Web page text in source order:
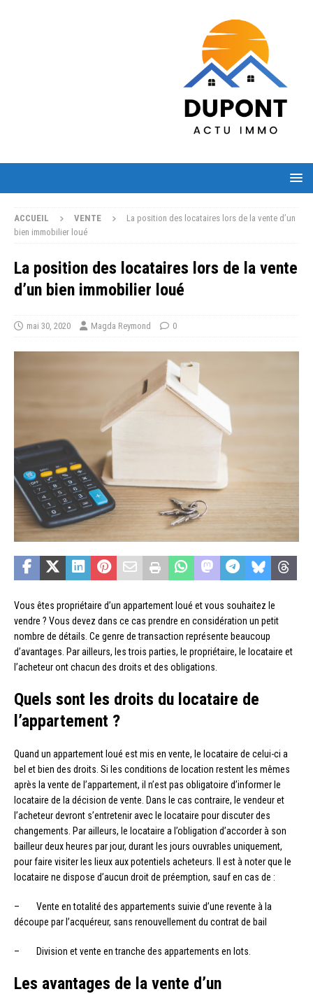
ACCUEIL VENTE
La position des locataires lors de la vente d’un
bien immobilier loué
La position des locataires lors de la vente
d’un bien immobilier loué
mai 30, 2020 Magda Reymond 0
Vous êtes propriétaire d’un appartement loué et vous souhaitez le
vendre ? Vous devez dans ce cas prendre en considération un petit
nombre de détails. Ce genre de transaction représente beaucoup
d’avantages. Par ailleurs, les trois parties, le propriétaire, le locataire et
l’acheteur ont chacun des droits et des obligations.
Quels sont les droits du locataire de
l’appartement ?
Quand un appartement loué est mis en vente, le locataire de celui-ci a
bel et bien des droits. Si les conditions de location restent les mêmes
après la vente de l’appartement, il n’est pas obligatoire d’informer le
locataire de la décision de vente. Dans le cas contraire, le vendeur et
l’acheteur devront s’entretenir avec le locataire pour discuter des
changements. Par ailleurs, le locataire a l’obligation d’accorder à son
bailleur deux heures par jour, durant les jours ouvrables uniquement,
pour faire visiter les lieux aux potentiels acheteurs. Il est à noter que le
locataire ne dispose d’aucun droit de préemption, sauf en cas de :
– Vente en totalité des appartements suivie d’une revente à la
découpe par l’acquéreur, sans renouvellement du contrat de bail
– Division et vente en tranche des appartements en lots.
Les avantages de la vente d’un